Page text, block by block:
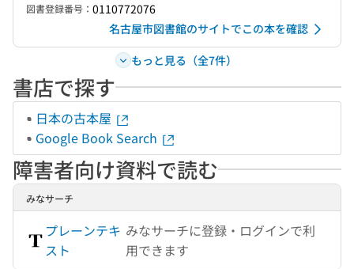
図書登録番号： 0110772076
名古屋市図書館のサイトでこの本を確認
もっと見る（全7件）
書店で探す
日本の古本屋
Google Book Search
障害者向け資料で読む
みなサーチ
プレーンテキ
スト
みなサーチに登録・ログインで利
用できます